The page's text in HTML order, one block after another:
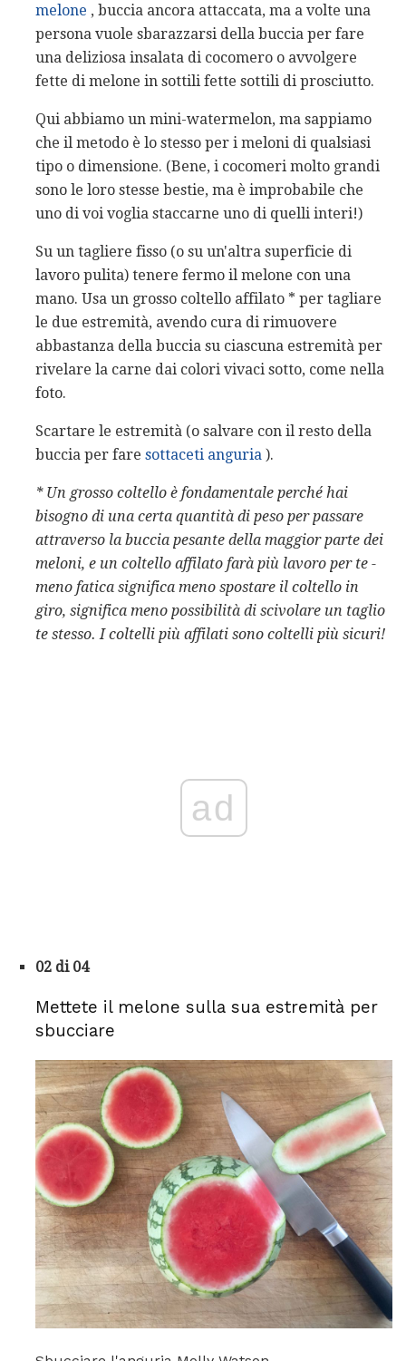
melone , buccia ancora attaccata, ma a volte una
persona vuole sbarazzarsi della buccia per fare
una deliziosa insalata di cocomero o avvolgere
fette di melone in sottili fette sottili di prosciutto.
Qui abbiamo un mini-watermelon, ma sappiamo
che il metodo è lo stesso per i meloni di qualsiasi
tipo o dimensione. (Bene, i cocomeri molto grandi
sono le loro stesse bestie, ma è improbabile che
uno di voi voglia staccarne uno di quelli interi!)
Su un tagliere fisso (o su un'altra superficie di
lavoro pulita) tenere fermo il melone con una
mano. Usa un grosso coltello affilato * per tagliare
le due estremità, avendo cura di rimuovere
abbastanza della buccia su ciascuna estremità per
rivelare la carne dai colori vivaci sotto, come nella
foto.
Scartare le estremità (o salvare con il resto della
buccia per fare sottaceti anguria ).
* Un grosso coltello è fondamentale perché hai
bisogno di una certa quantità di peso per passare
attraverso la buccia pesante della maggior parte dei
meloni, e un coltello affilato farà più lavoro per te -
meno fatica significa meno spostare il coltello in
giro, significa meno possibilità di scivolare un taglio
te stesso. I coltelli più affilati sono coltelli più sicuri!
ad
02 di 04
Mettete il melone sulla sua estremità per
sbucciare